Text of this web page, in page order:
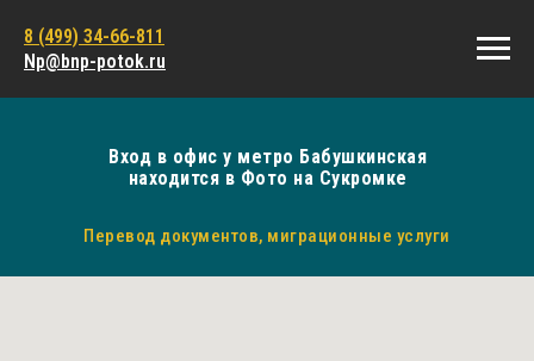
8 (499) 34-66-811
Np@bnp-potok.ru
Вход в офис у метро Бабушкинская
находится в Фото на Сукромке
Перевод документов, миграционные услуги